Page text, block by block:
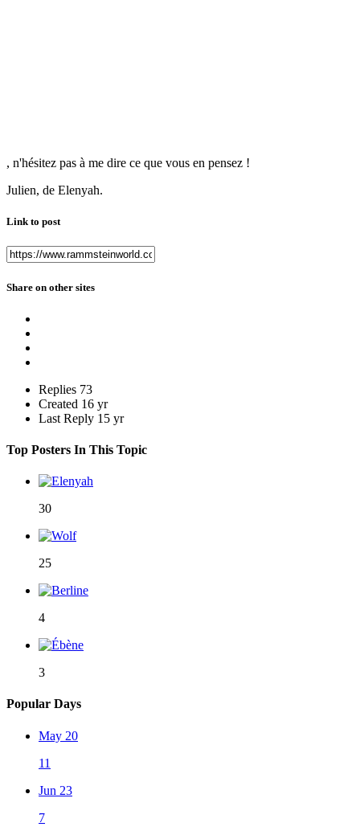
, n'hésitez pas à me dire ce que vous en pensez !
Julien, de Elenyah.
Link to post
Share on other sites
Replies 73
Created 16 yr
Last Reply 15 yr
Top Posters In This Topic
30
25
4
3
Popular Days
May 20
11
Jun 23
7